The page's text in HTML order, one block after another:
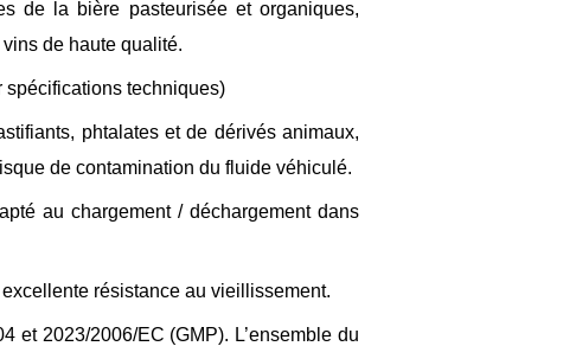
de la bière pasteurisée et organiques,
de haute qualité.
techniques)
phtalates et de dérivés animaux,
de contamination du fluide véhiculé.
au chargement / déchargement dans
résistance au vieillissement.
et 2023/2006/EC (GMP). L’ensemble du